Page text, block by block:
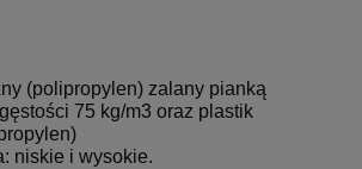
(polipropylen) zalany pianką
75 kg/m3 oraz plastik
niskie i wysokie.